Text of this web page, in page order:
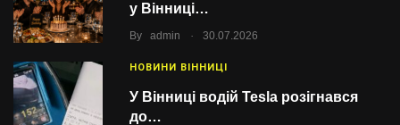
у Вінниці…
By admin . 30.07.2026
НОВИНИ ВІННИЦІ
У Вінниці водій Tesla розігнався
до…